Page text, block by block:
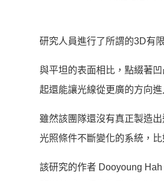
研究人員進行了所謂的3D有
與平坦的表面相比，點綴著
起還能讓光線從更廣的方向
雖然該團隊還沒有真正製造
光照條件不斷變化的系統，比
該研究的作者 Dooyoung